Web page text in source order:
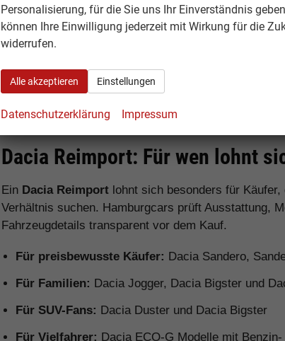
Dacia Bigster Familien-SUV
Dacia Jogger
Familienauto / 7-
Sitzer
Dacia Reimport: Für wen lohnt
Ein Dacia Reimport lohnt sich besonders für
Verhältnis suchen. Hamburgcars prüft Ausstattung,
Fahrzeugdetails transparent vor dem Kauf.
Für preisbewusste Käufer: Dacia Sandero,
Für Familien: Dacia Jogger, Dacia Bigster und
Für SUV-Fans: Dacia Duster und Dacia Bigster
Für Vielfahrer: Dacia ECO-G Modelle mit
Personalisierung, für die Sie uns Ihr Einverständnis
können Ihre Einwilligung jederzeit mit Wirkung für die
widerrufen.
Alle akzeptieren Einstellungen
Datenschutzerklärung Impressum